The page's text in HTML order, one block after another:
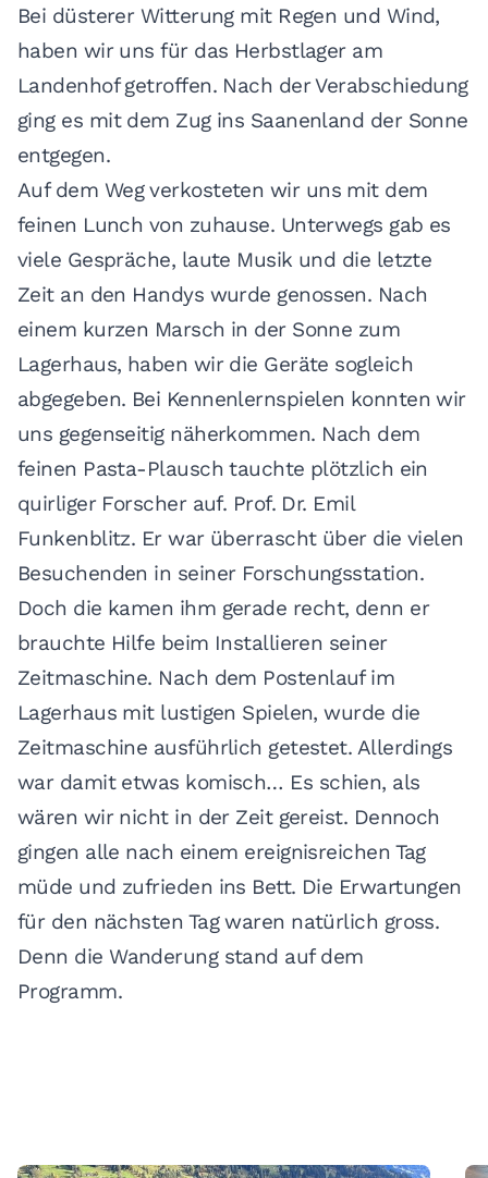
Bei düsterer Witterung mit Regen und Wind,
haben wir uns für das Herbstlager am
Landenhof getroffen. Nach der Verabschiedung
ging es mit dem Zug ins Saanenland der Sonne
entgegen.
Auf dem Weg verkosteten wir uns mit dem
feinen Lunch von zuhause. Unterwegs gab es
viele Gespräche, laute Musik und die letzte
Zeit an den Handys wurde genossen. Nach
einem kurzen Marsch in der Sonne zum
Lagerhaus, haben wir die Geräte sogleich
abgegeben. Bei Kennenlernspielen konnten wir
uns gegenseitig näherkommen. Nach dem
feinen Pasta-Plausch tauchte plötzlich ein
quirliger Forscher auf. Prof. Dr. Emil
Funkenblitz. Er war überrascht über die vielen
Besuchenden in seiner Forschungsstation.
Doch die kamen ihm gerade recht, denn er
brauchte Hilfe beim Installieren seiner
Zeitmaschine. Nach dem Postenlauf im
Lagerhaus mit lustigen Spielen, wurde die
Zeitmaschine ausführlich getestet. Allerdings
war damit etwas komisch… Es schien, als
wären wir nicht in der Zeit gereist. Dennoch
gingen alle nach einem ereignisreichen Tag
müde und zufrieden ins Bett. Die Erwartungen
für den nächsten Tag waren natürlich gross.
Denn die Wanderung stand auf dem
Programm.